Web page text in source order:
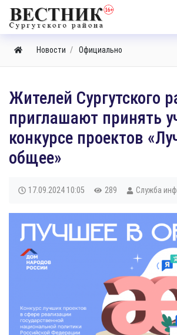
Новости Официально
Жителей Сургутского
приглашают принять
конкурсе проектов
общее»
17.09.2024 10:05 289 Служба